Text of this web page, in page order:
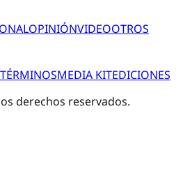
OPINIÓNVIDEOOTROS
TÉRMINOSMEDIA KITEDICIONES
derechos reservados.